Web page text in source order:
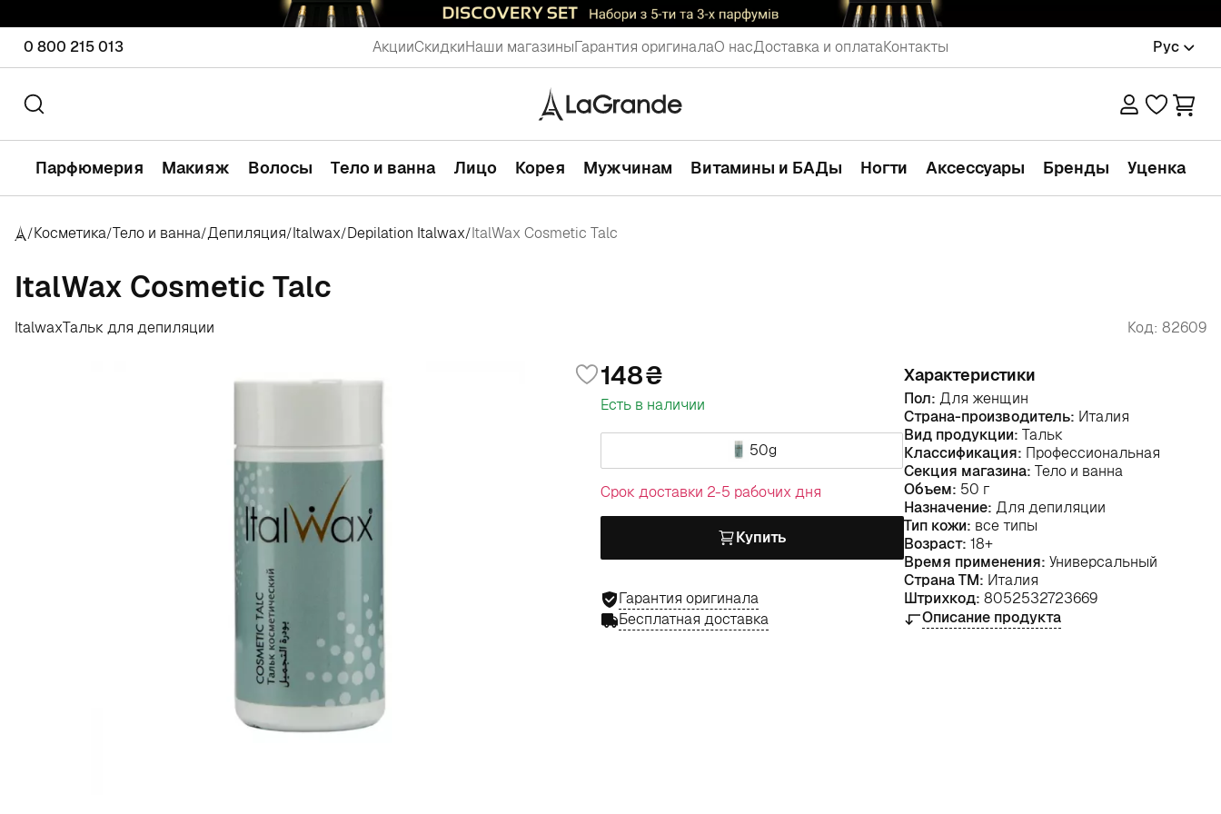
0 800 215 013 АкцииСкидкиНаши магазиныГарантия оригиналаО насДоставка и оплатаКонтакты Рус
Парфюмерия Макияж Волосы Тело и ванна Лицо Корея Мужчинам Витамины и БАДы Ногти Аксессуары Бренды Уценка
/Косметика/Тело и ванна/Депиляция/Italwax/Depilation Italwax/ItalWax Cosmetic Talc
ItalWax Cosmetic Talc
ItalwaxТальк для депиляции Код: 82609
148
Есть в наличии
50g
Срок доставки 2-5 рабочих дня
Купить
Гарантия оригинала
Бесплатная доставка
Характеристики
Пол: Для женщин
Страна-производитель: Италия
Вид продукции: Тальк
Классификация: Профессиональная
Секция магазина: Тело и ванна
Объем: 50 г
Назначение: Для депиляции
Тип кожи: все типы
Возраст: 18+
Время применения: Универсальный
Страна ТМ: Италия
Штрихкод: 8052532723669
Описание продукта